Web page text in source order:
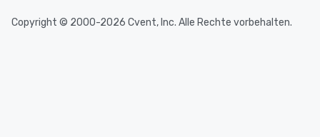
Copyright © 2000-2026 Cvent, Inc. Alle Rechte vorbehalten.